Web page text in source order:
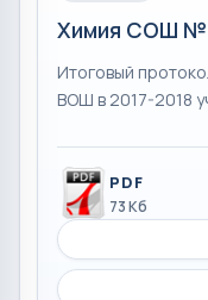
Химия СОШ №
Итоговый
ВОШ в 2017-2018
PDF
73 Кб